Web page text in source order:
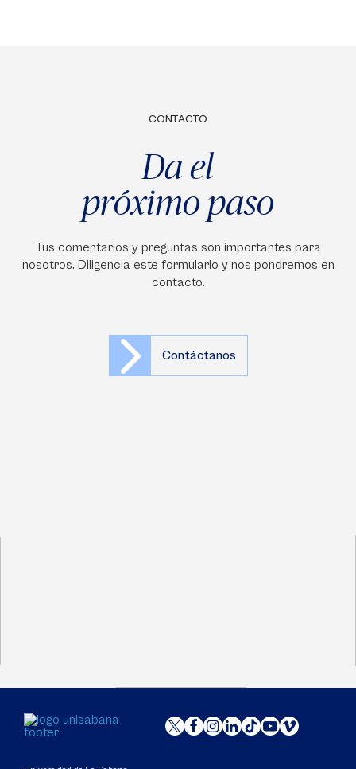
CONTACTO
Da el
próximo paso
Tus comentarios y preguntas son importantes para
nosotros. Diligencia este formulario y nos pondremos en
contacto.
Contáctanos